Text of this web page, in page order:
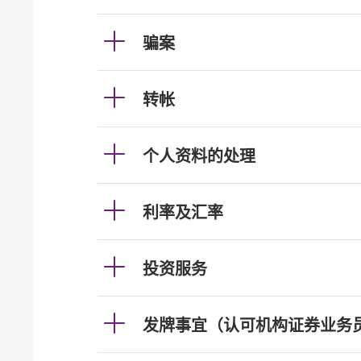
骗案
转帐
个人资料的处理
利率及汇率
投资服务
发牌事宜（认可机构证券业务